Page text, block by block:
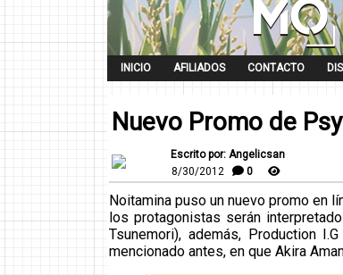
INICIO AFILIADOS CONTACTO
Nuevo Promo de
Escrito por: Angelicsan
8/30/2012
0
Noitamina puso un nuevo promo en
los protagonistas serán
Tsunemori), además, Production
mencionado antes, en que Akira